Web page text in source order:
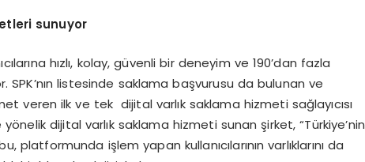
sunuyor
hızlı, kolay, güvenli bir deneyim ve 190’dan fazla
SPK’nın listesinde saklama başvurusu da bulunan ve
veren ilk ve tek dijital varlık saklama hizmeti sağlayıcısı
dijital varlık saklama hizmeti sunan şirket, “Türkiye’nin
platformunda işlem yapan kullanıcılarının varlıklarını da